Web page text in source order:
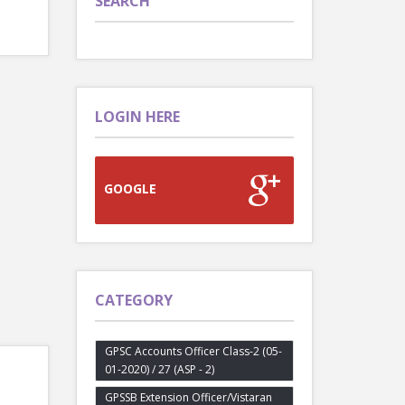
LOGIN HERE
GOOGLE
CATEGORY
GPSC Accounts Officer Class-2 (05-
01-2020) / 27 (ASP - 2)
GPSSB Extension Officer/Vistaran